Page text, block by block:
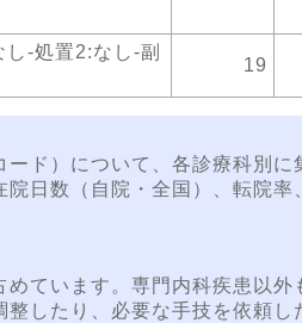
-処置2:なし-副
19
ド）について、各診療科別に
院日数（自院・全国）、転院
ています。専門内科疾患以外
したり、必要な手技を依頼